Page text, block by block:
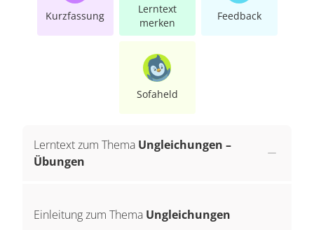
Kurzfassung
Lerntext
merken
Feedback
Sofaheld
Lerntext zum Thema Ungleichungen –
Übungen
Einleitung zum Thema Ungleichungen